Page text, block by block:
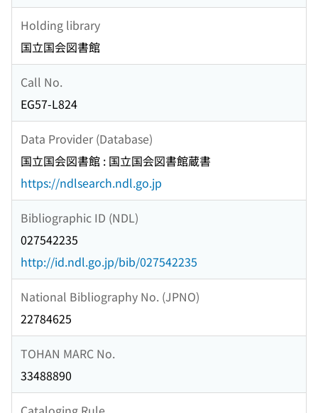
Holding library
国立国会図書館
Call No.
EG57-L824
Data Provider (Database)
国立国会図書館 : 国立国会図書館蔵書
https://ndlsearch.ndl.go.jp
Bibliographic ID (NDL)
027542235
http://id.ndl.go.jp/bib/027542235
National Bibliography No. (JPNO)
22784625
TOHAN MARC No.
33488890